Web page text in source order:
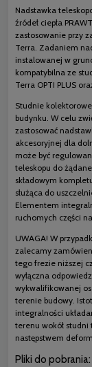
Nadstawka
źródeł ciepła
zastosowanie przy
Terra. Zadaniem
instalowanej w
kompatybilna ze
Terra OPTI PLUS
Studnie
budynku. W celu
zastosować
akcesoryjnej dla
może być
teleskopu do
składowym
służąca do
Elementem
ruchomych części
UWAGA! W
zalecamy
tego frezie niższej
wyłączna
wykwalifikowanej
terenie budowy.
integralności
terenu wokół
następstwem
Pliki do pobrania: